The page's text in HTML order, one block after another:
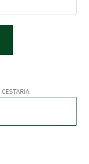
CESTARIA